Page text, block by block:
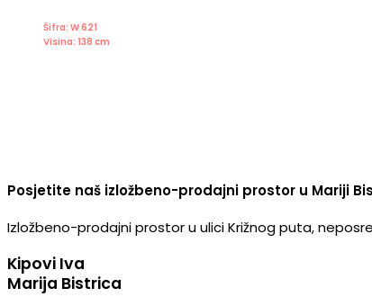
Šifra: W 621
Visina: 138 cm
Posjetite naš izložbeno-prodajni prostor u Mariji
Izložbeno-prodajni prostor u ulici Križnog puta,
Kipovi Iva
Marija Bistrica